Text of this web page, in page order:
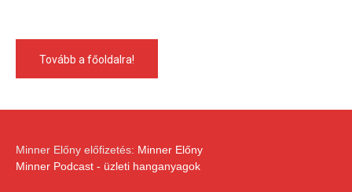
Tovább a főoldalra!
Minner Előny előfizetés: Minner Előny
Minner Podcast - üzleti hanganyagok